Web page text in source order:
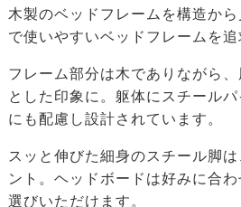
木製のベッドフレームを構造か
で使いやすいベッドフレームを追
フレーム部分は木でありながら
とした印象に。躯体にスチール
にも配慮し設計されています。
スッと伸びた細身のスチール脚
ント。ヘッドボードは好みに合
選びいただけます。